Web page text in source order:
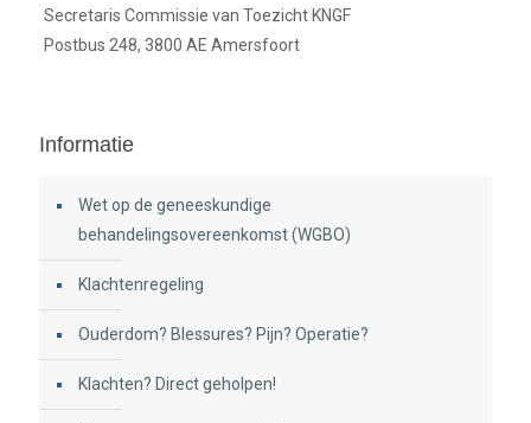
Secretaris Commissie van Toezicht KNGF
Postbus 248, 3800 AE Amersfoort
Informatie
Wet op de geneeskundige
behandelingsovereenkomst (WGBO)
Klachtenregeling
Ouderdom? Blessures? Pijn? Operatie?
Klachten? Direct geholpen!